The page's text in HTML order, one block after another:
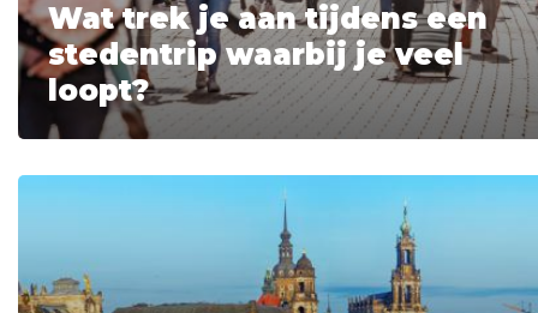
Wat trek je aan tijdens een
stedentrip waarbij je veel
loopt?